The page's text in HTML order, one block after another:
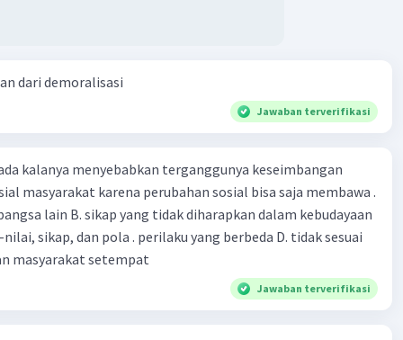
berjalan kaki, atau berbagi kendaraan.
keuntungan dari penggunaan alternatif
seperti kesehatan yang lebih baik dan
Komunitas:
dengan komunitas setempat dan bangun
bersama tentang masalah pencemaran udara.
kegiatan atau acara bersama untuk mendiskusikan
dan mendukung kebijakan yang mendukung
dari demoralisasi
Jawaban terverifikasi
kalanya menyebabkan terganggunya keseimbangan
masyarakat karena perubahan sosial bisa saja membawa .
bangsa lain B. sikap yang tidak diharapkan dalam kebudayaan
sikap, dan pola . perilaku yang berbeda D. tidak sesuai
masyarakat setempat
Jawaban terverifikasi